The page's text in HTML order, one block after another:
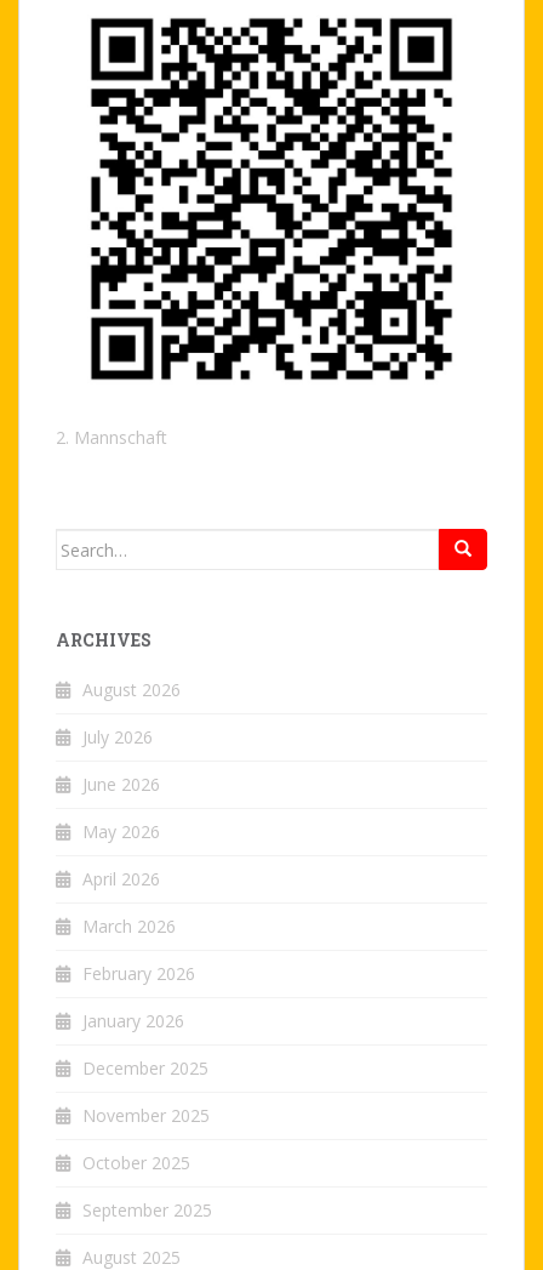
2. Mannschaft
Search
ARCHIVES
August 2026
July 2026
June 2026
May 2026
April 2026
March 2026
February 2026
January 2026
December 2025
November 2025
October 2025
September 2025
August 2025